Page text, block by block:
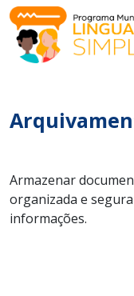
Armazenar
organizada e
informações.